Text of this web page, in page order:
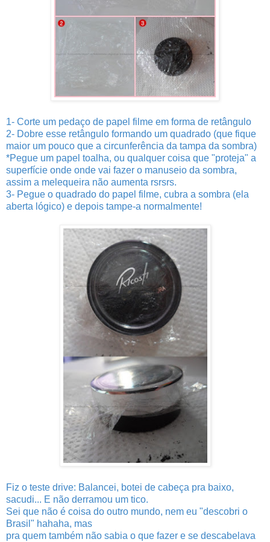
1- Corte um pedaço de papel filme em forma de retângulo
2- Dobre esse retângulo formando um quadrado (que fique
maior um pouco que a circunferência da tampa da sombra)
*Pegue um papel toalha, ou qualquer coisa que "proteja" a
superfície onde onde vai fazer o manuseio da sombra,
assim a melequeira não aumenta rsrsrs.
3- Pegue o quadrado do papel filme, cubra a sombra (ela
aberta lógico) e depois tampe-a normalmente!
Fiz o teste drive: Balancei, botei de cabeça pra baixo,
sacudi... E não derramou um tico.
Sei que não é coisa do outro mundo, nem eu "descobri o
Brasil" hahaha, mas
pra quem também não sabia o que fazer e se descabelava